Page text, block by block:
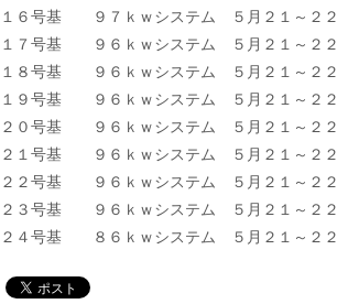
１６号基 ９７ｋｗシステム ５月２１～２
１７号基 ９６ｋｗシステム ５月２１～
１８号基 ９６ｋｗシステム ５月２１～２
１９号基 ９６ｋｗシステム ５月２１～
２０号基 ９６ｋｗシステム ５月２１～２
２１号基 ９６ｋｗシステム ５月２１～２
２２号基 ９６ｋｗシステム ５月２１～２
２３号基 ９６ｋｗシステム ５月２１～２
２４号基 ８６ｋｗシステム ５月２１～２